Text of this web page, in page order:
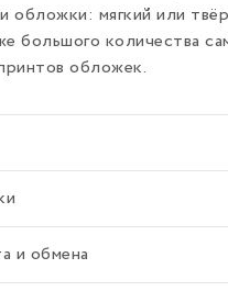
обложки: мягкий или
большого количества
обложек.
и обмена